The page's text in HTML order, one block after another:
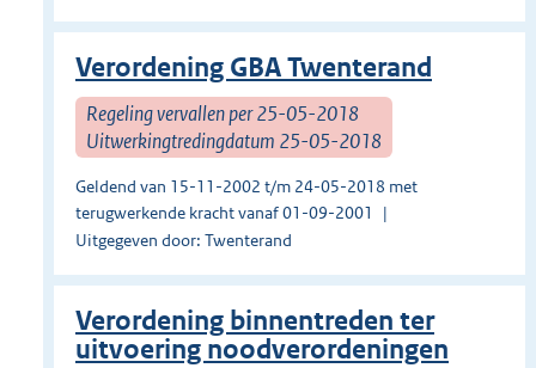
Verordening GBA Twenterand
Regeling vervallen per 25-05-2018
Uitwerkingtredingdatum 25-05-2018
Geldend van 15-11-2002 t/m 24-05-2018 met
terugwerkende kracht vanaf 01-09-2001
Uitgegeven door: Twenterand
Verordening binnentreden ter
uitvoering noodverordeningen